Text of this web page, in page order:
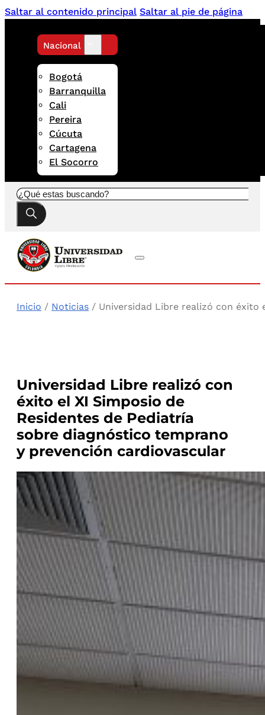
Saltar al contenido principal Saltar al pie de página
Nacional
Bogotá
Barranquilla
Cali
Pereira
Cúcuta
Cartagena
El Socorro
Buscar
Inicio / Noticias / Universidad Libre realizó con éxito
Universidad Libre realizó con
éxito el XI Simposio de
Residentes de Pediatría
sobre diagnóstico temprano
y prevención cardiovascular